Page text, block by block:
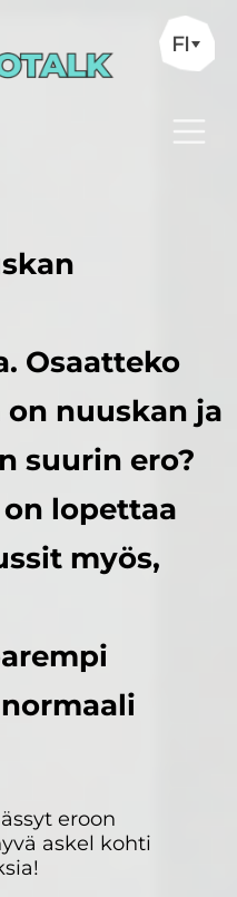
FI
Osaatteko
nuuskan ja
suurin ero?
lopettaa
myös,
eroon
askel kohti